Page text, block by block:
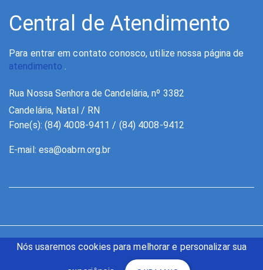
Central de Atendimento
Para entrar em contato conosco, utilize nossa página de
atendimento .
Rua Nossa Senhora de Candelária, nº 3382
Candelária, Natal / RN
Fone(s): (84) 4008-9411 / (84) 4008-9412
E-mail: esa@oabrn.org.br
Nós usaremos cookies para melhorar e personalizar sua